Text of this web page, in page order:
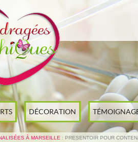
DÉCORATION
À MARSEILLE : PRESENTOIR POUR